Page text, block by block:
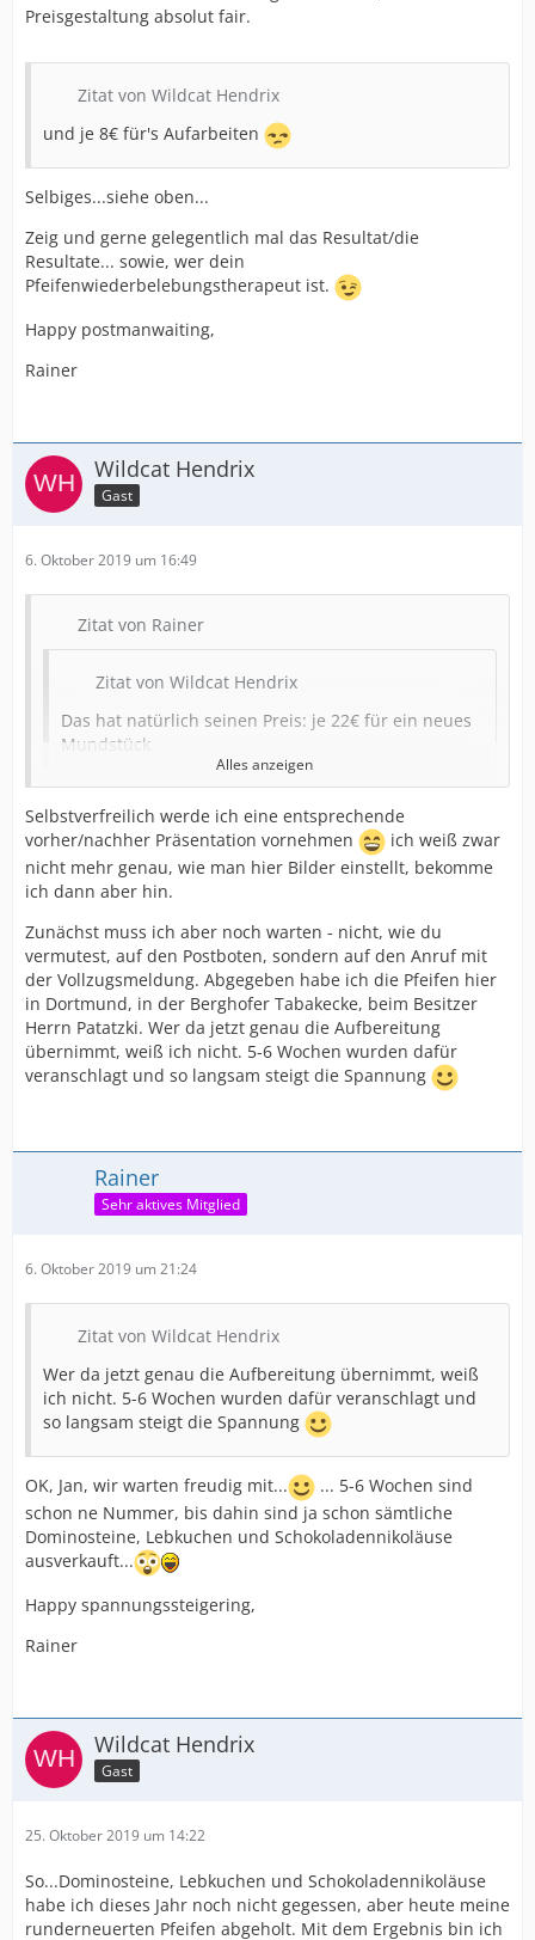
Preisgestaltung absolut fair.
Zitat von Wildcat Hendrix
und je 8€ für's Aufarbeiten
Selbiges...siehe oben...
Zeig und gerne gelegentlich mal das Resultat/die
Resultate... sowie, wer dein
Pfeifenwiederbelebungstherapeut ist.
Happy postmanwaiting,
Rainer
Wildcat Hendrix
Gast
6. Oktober 2019 um 16:49
Zitat von Rainer
Zitat von Wildcat Hendrix
Das hat natürlich seinen Preis: je 22€ für ein neues
Mundstück
wenn da ordentliche Arbeit abgeliefert wird, ist die
Preisgestaltung absolut fair.
Zitat von Wildcat Hendrix
und je 8€ für's Aufarbeiten
Selbiges...siehe oben...
Zeig und gerne gelegentlich mal das Resultat/die
Happy postmanwaiting,
Rainer
Alles anzeigen
Selbstverfreilich werde ich eine entsprechende
vorher/nachher Präsentation vornehmen
ich weiß zwar
nicht mehr genau, wie man hier Bilder einstellt, bekomme
ich dann aber hin.
Zunächst muss ich aber noch warten - nicht, wie du
vermutest, auf den Postboten, sondern auf den Anruf mit
der Vollzugsmeldung. Abgegeben habe ich die Pfeifen hier
in Dortmund, in der Berghofer Tabakecke, beim Besitzer
Herrn Patatzki. Wer da jetzt genau die Aufbereitung
übernimmt, weiß ich nicht. 5-6 Wochen wurden dafür
veranschlagt und so langsam steigt die Spannung
Rainer
Sehr aktives Mitglied
6. Oktober 2019 um 21:24
Zitat von Wildcat Hendrix
Wer da jetzt genau die Aufbereitung übernimmt, weiß
ich nicht. 5-6 Wochen wurden dafür veranschlagt und
so langsam steigt die Spannung
OK, Jan, wir warten freudig mit...
... 5-6 Wochen sind
schon ne Nummer, bis dahin sind ja schon sämtliche
Dominosteine, Lebkuchen und Schokoladennikoläuse
ausverkauft...
Happy spannungssteigering,
Rainer
Wildcat Hendrix
Gast
25. Oktober 2019 um 14:22
So...Dominosteine, Lebkuchen und Schokoladennikoläuse
habe ich dieses Jahr noch nicht gegessen, aber heute meine
runderneuerten Pfeifen abgeholt. Mit dem Ergebnis bin ich